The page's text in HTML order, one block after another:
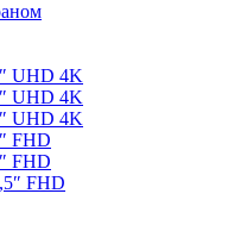
UHD 4K
UHD 4K
UHD 4K
FHD
FHD
FHD